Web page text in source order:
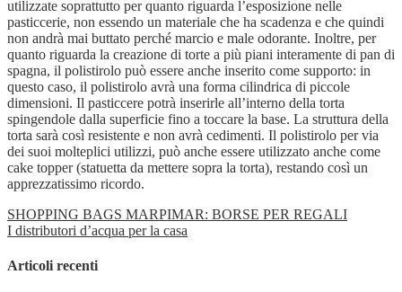
utilizzate soprattutto per quanto riguarda l’esposizione nelle
pasticcerie, non essendo un materiale che ha scadenza e che quindi
non andrà mai buttato perché marcio e male odorante. Inoltre, per
quanto riguarda la creazione di torte a più piani interamente di pan di
spagna, il polistirolo può essere anche inserito come supporto: in
questo caso, il polistirolo avrà una forma cilindrica di piccole
dimensioni. Il pasticcere potrà inserirle all’interno della torta
spingendole dalla superficie fino a toccare la base. La struttura della
torta sarà così resistente e non avrà cedimenti. Il polistirolo per via
dei suoi molteplici utilizzi, può anche essere utilizzato anche come
cake topper (statuetta da mettere sopra la torta), restando così un
apprezzatissimo ricordo.
SHOPPING BAGS MARPIMAR: BORSE PER REGALI
I distributori d’acqua per la casa
Articoli recenti